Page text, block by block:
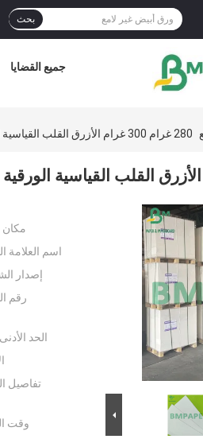
بحث
جميع القضايا
280 غرام 300 غرام الأزرق القلب القياسية الورقية ورق البوكر ورق GC2 الورق المقوى
مكان
اسم العلامة
إصدار
رقم
الحد
تفاصيل
وقت